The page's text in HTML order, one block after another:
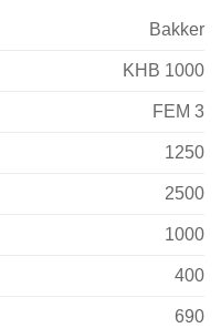
Bakker
KHB 1000
FEM 3
1250
2500
1000
400
690